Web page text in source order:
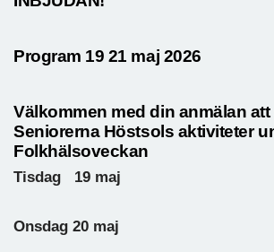
Program 19 21 maj 2026
Välkommen med din anmälan att
Seniorerna Höstsols aktiviteter
Folkhälsoveckan
Tisdag 19 maj
Onsdag 20 maj